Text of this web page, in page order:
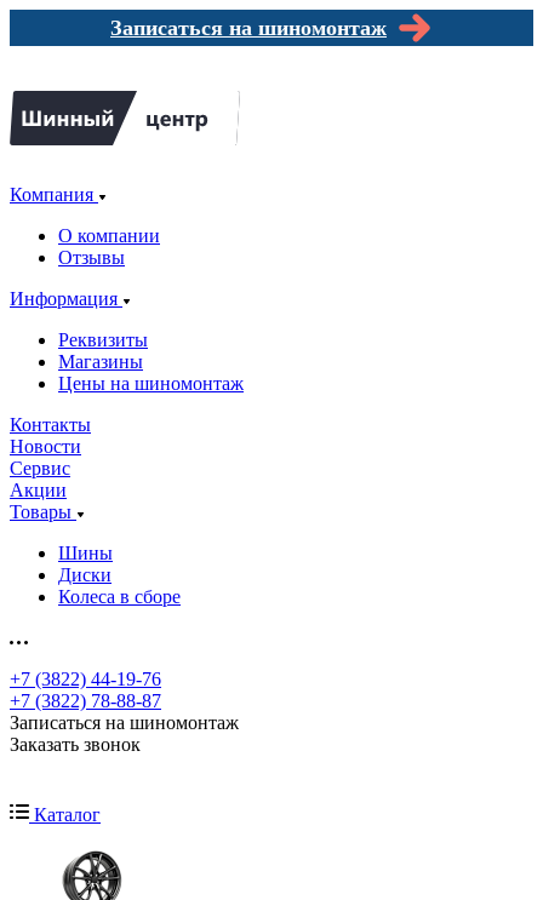
Записаться на шиномонтаж
Компания
О компании
Отзывы
Информация
Реквизиты
Магазины
Цены на шиномонтаж
Контакты
Новости
Сервис
Акции
Товары
Шины
Диски
Колеса в сборе
+7 (3822) 44-19-76
+7 (3822) 78-88-87
Записаться на шиномонтаж
Заказать звонок
Каталог